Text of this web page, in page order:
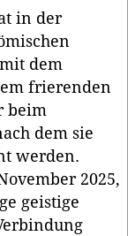
in der
dem
frierenden
beim
dem sie
werden.
2025,
geistige